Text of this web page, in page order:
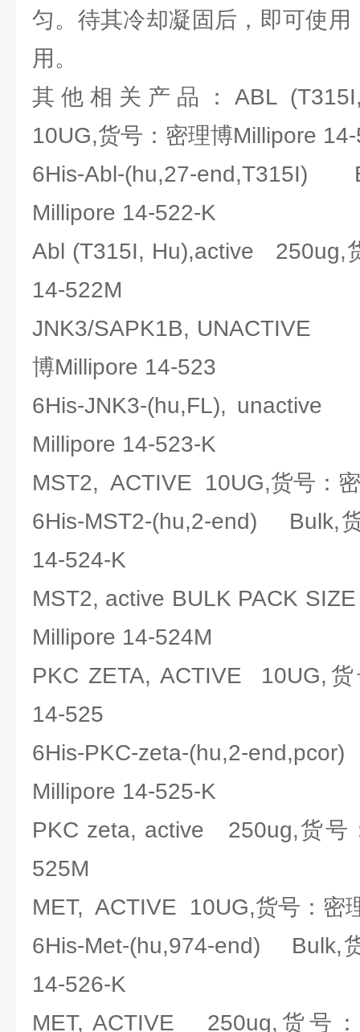
匀。待其冷却凝固后，即可使
用。
其他相关产品：ABL
10UG,货号：密理博Millipore
6His-Abl-(hu,27-end,T315I)
Millipore 14-522-K
Abl (T315I, Hu),active 250ug,
14-522M
JNK3/SAPK1B,
博Millipore 14-523
6His-JNK3-(hu,FL),
Millipore 14-523-K
MST2, ACTIVE 10UG,货号：
6His-MST2-(hu,2-end) Bulk,
14-524-K
MST2, active BULK PACK
Millipore 14-524M
PKC ZETA, ACTIVE 10UG,
14-525
6His-PKC-zeta-(hu,2-
Millipore 14-525-K
PKC zeta, active 250ug,货号
525M
MET, ACTIVE 10UG,货号：密
6His-Met-(hu,974-end) Bulk,
14-526-K
MET, ACTIVE 250ug,货号